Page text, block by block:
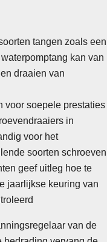
tangen zoals een
kan van
draaien van
voor soepele prestaties
in
voor het
soorten schroeven
geef uitleg hoe te
jaarlijkse keuring van
van de